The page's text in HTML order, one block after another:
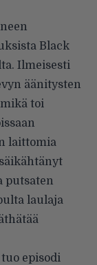
Black
Ilmeisesti
äänitysten
toi
laittomia
putsaten
laulaja
episodi